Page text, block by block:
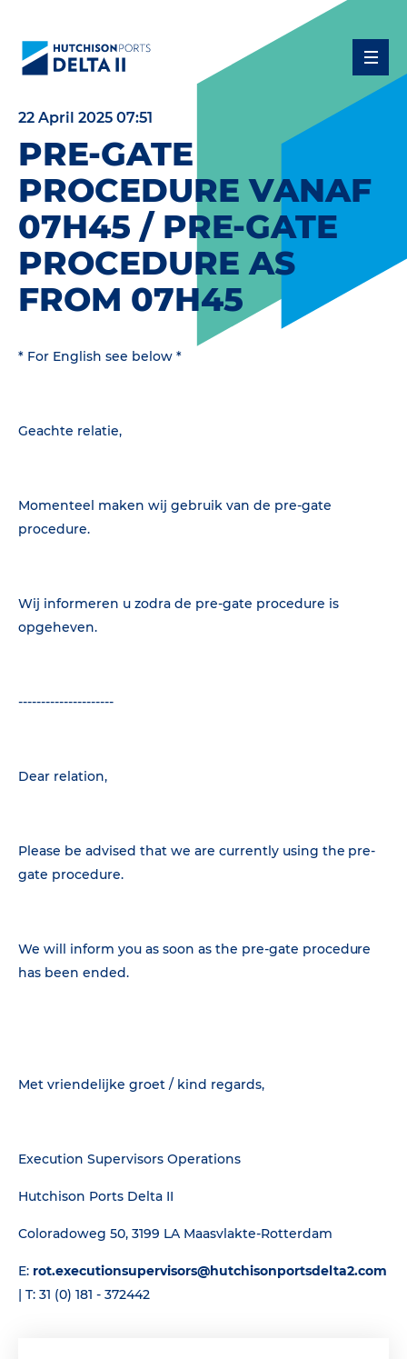
22 April 2025 07:51
PRE-GATE
PROCEDURE VANAF
07H45 / PRE-GATE
PROCEDURE AS
FROM 07H45
* For English see below *
Geachte relatie,
Momenteel maken wij gebruik van de pre-gate
procedure.
Wij informeren u zodra de pre-gate procedure is
opgeheven.
---------------------
Dear relation,
Please be advised that we are currently using the pre-
gate procedure.
We will inform you as soon as the pre-gate procedure
has been ended.
Met vriendelijke groet / kind regards,
Execution Supervisors Operations
Hutchison Ports Delta II
Coloradoweg 50, 3199 LA Maasvlakte-Rotterdam
E: rot.executionsupervisors@hutchisonportsdelta2.com
| T: 31 (0) 181 - 372442